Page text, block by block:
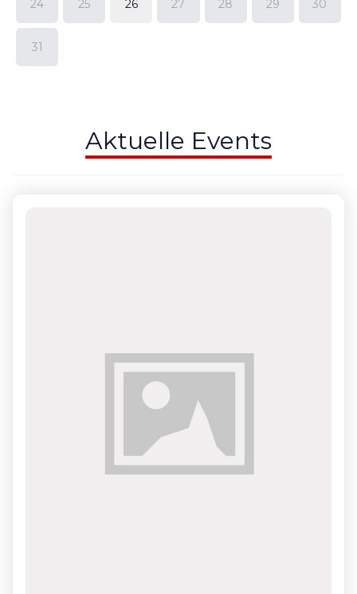
24 25 26 27 28 29 30
31
Aktuelle Events